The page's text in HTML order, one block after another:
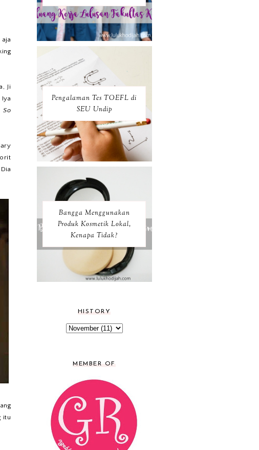
Ji
So
itu
Pengalaman Tes TOEFL di
SEU Undip
Bangga Menggunakan
Produk Kosmetik Lokal,
Kenapa Tidak?
HISTORY
MEMBER OF